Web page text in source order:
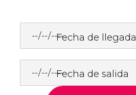
Fecha de llegada
Fecha de salida